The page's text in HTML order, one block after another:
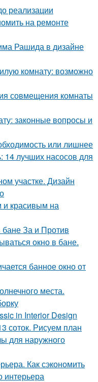
реализации
на ремонте
Рашида в дизайне
комнату: возможно
совмещения комнаты
законные вопросы и
или лишнее
14 лучших насосов для
участке. Дизайн
и красивым на
За и Против
окно в бане.
банное окно от
места.
in Interior Design
соток. Рисуем план
для наружного
Как сэкономить
интерьера